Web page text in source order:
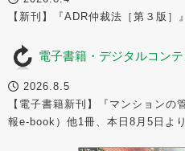
【新刊】『ADR仲裁法［第３版］
電子書籍・デジタルコン
2026.8.5
【電子書籍新刊】『マンションの
報e-book）他1冊、本日8月5日よ